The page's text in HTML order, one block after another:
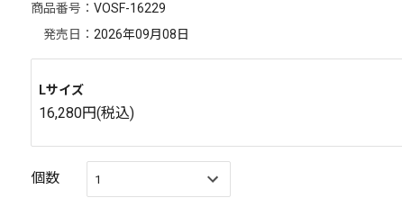
Lサイズ
16,280円(税込)
商品番号： VOSF-16229
発売日： 2026年09月08日
個数